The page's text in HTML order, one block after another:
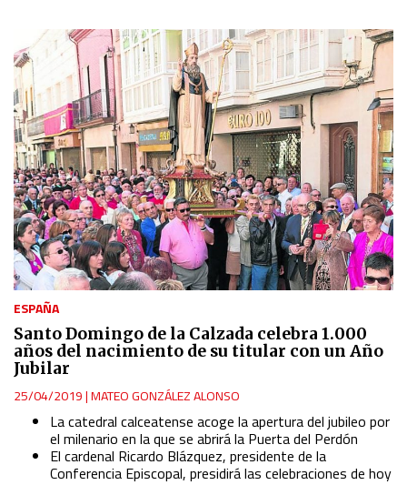
ESPAÑA
Santo Domingo de la Calzada celebra 1.000
años del nacimiento de su titular con un Año
Jubilar
25/04/2019|MATEO GONZÁLEZ ALONSO
La catedral calceatense acoge la apertura del jubileo por
el milenario en la que se abrirá la Puerta del Perdón
El cardenal Ricardo Blázquez, presidente de la
Conferencia Episcopal, presidirá las celebraciones de hoy